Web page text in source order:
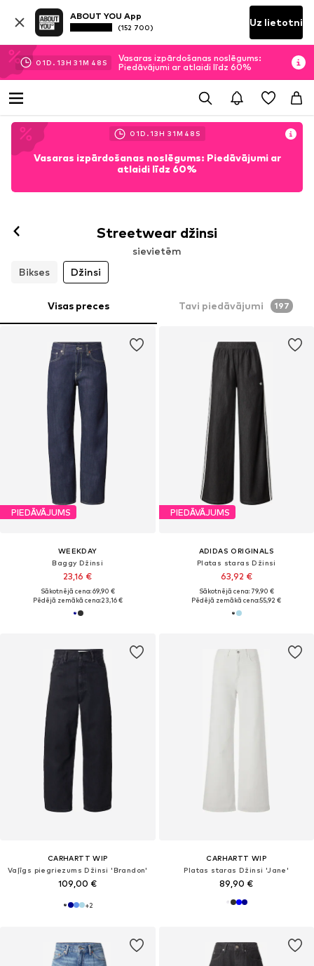
ABOUT YOU App
(152 700) Uz lietotni
01D. 13H 31M 45 S
Vasaras izpārdošanas noslēgums:
Piedāvājumi ar atlaidi līdz 60%
01D.13H 31M 45 S
Vasaras izpārdošanas noslēgums: Piedāvājumi ar
atlaidi līdz 60%
Streetwear džinsi
sievietēm
Bikses
Džinsi
Visas preces Tavi piedāvājumi 197
PIEDĀVĀJUMS
WEEKDAY
Baggy Džinsi
23,16 €
Sākotnējā cena: 69,90 €
Pēdējā zemākā cena:23,16 €
PIEDĀVĀJUMS
ADIDAS ORIGINALS
Platas staras Džinsi
63,92 €
Sākotnējā cena: 79,90 €
Pēdējā zemākā cena:55,92 €
CARHARTT WIP
Vaļīgs piegriezums Džinsi 'Brandon'
109,00 €
+2
CARHARTT WIP
Platas staras Džinsi 'Jane'
89,90 €